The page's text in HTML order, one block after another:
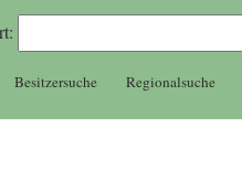
Besitzersuche Regionalsuche